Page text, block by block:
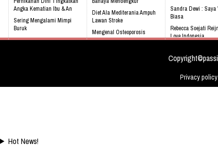
Angka Kematian Ibu & An
Sering Mengalami Mimpi
Buruk
Kenali 8 tanda bayi sedang
Diet Ala Mediterania Ampuh
Lawan Stroke
Mengenal Osteoporosis
sejak dini
Sandra Dewi : Saya
Biasa
Rebecca Soejati
Love Indonesia
Dan Praktis
Privacy policy
Hot News!